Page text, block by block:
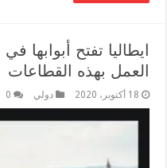
ايطاليا تفتح أبوابها
العمل بهذه القطاعات
18 أكتوبر، 2020 دولي 0